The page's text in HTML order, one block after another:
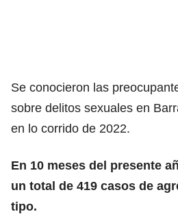
Se conocieron las
sobre delitos sexuales en
en lo corrido de 2022.
En 10 meses del presente
un total de 419 casos de
tipo.